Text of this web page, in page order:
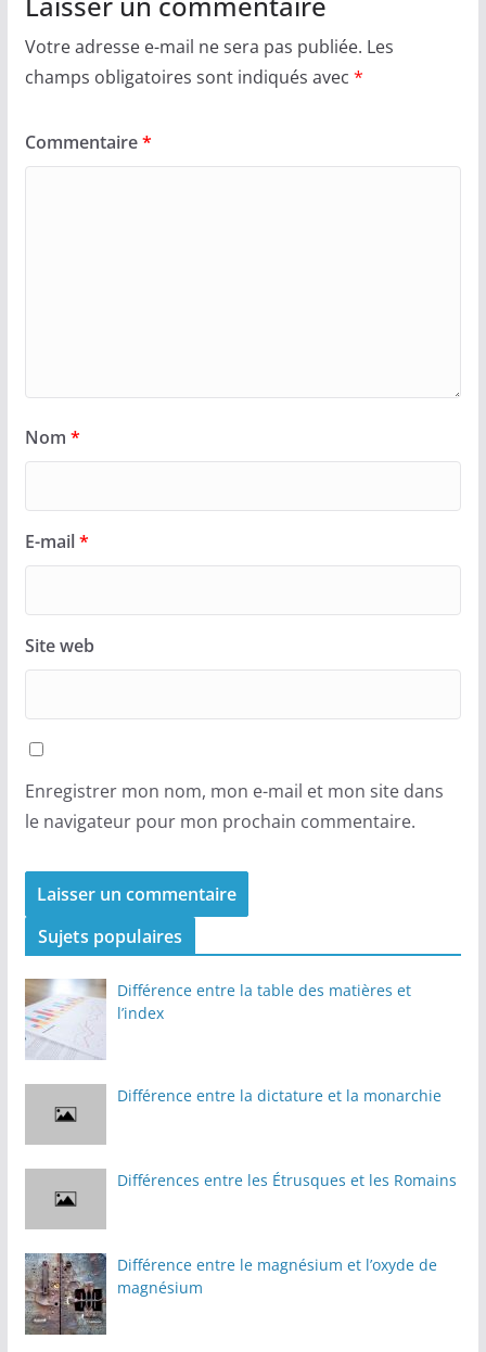
Votre adresse e-mail ne sera pas publiée. Les
champs obligatoires sont indiqués avec *
Commentaire*
Nom *
E-mail*
Site web
Enregistrer mon nom, mon e-mail et mon site dans
le navigateur pour mon prochain commentaire.
Sujets populaires
Différence entre la table des matières et
l’index
Différence entre la dictature et la monarchie
Différences entre les Étrusques et les Romains
Différence entre le magnésium et l’oxyde de
magnésium